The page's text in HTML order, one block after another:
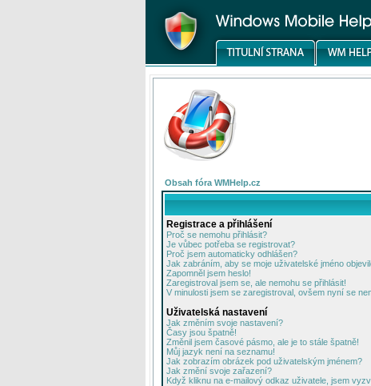
Obsah fóra WMHelp.cz
Registrace a přihlášení
Proč se nemohu přihlásit?
Je vůbec potřeba se registrovat?
Proč jsem automaticky odhlášen?
Jak zabráním, aby se moje uživatelské jméno
Zapomněl jsem heslo!
Zaregistroval jsem se, ale nemohu se přihlásit!
V minulosti jsem se zaregistroval, ovšem nyní se
Uživatelská nastavení
Jak změním svoje nastavení?
Časy jsou špatně!
Změnil jsem časové pásmo, ale je to stále špatně!
Můj jazyk není na seznamu!
Jak zobrazím obrázek pod uživatelským jménem?
Jak změní svoje zařazení?
Když kliknu na e-mailový odkaz uživatele, jsem